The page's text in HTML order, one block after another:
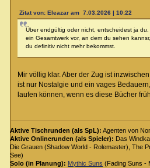
Zitat von: Eleazar am 7.03.2026 | 10:22
Über endgültig oder nicht, entscheidest ja
ein Gesamtwerk vor, an dem du sehen
du definitiv nicht mehr bekommst.
Mir völlig klar. Aber der Zug ist
ist nur Nostalgie und ein vages
laufen können, wenn es diese Bücher
Aktive Tischrunden (als SpL): Agenten von
Aktive Onlinerunden (als Spieler): Das
Die Grauen (Shadow World - Rolemaster), The
See)
Solo (in Planung): Mythic Suns (Fading Suns -